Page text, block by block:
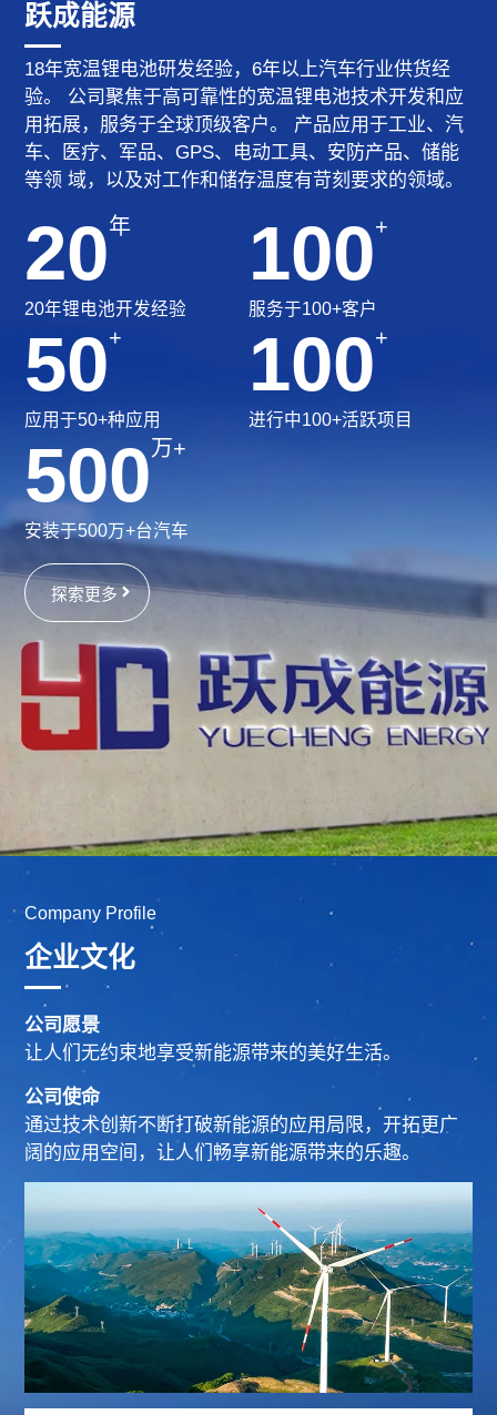
跃成能源
18年宽温锂电池研发经验，6年以上汽车行业供货经
验。 公司聚焦于高可靠性的宽温锂电池技术开发和应
用拓展，服务于全球顶级客户。 产品应用于工业、汽
车、医疗、军品、GPS、电动工具、安防产品、储能
等领 域，以及对工作和储存温度有苛刻要求的领域。
20年锂电池开发经验
20年
服务于100+客户
100+
应用于50+种应用
50+
进行中100+活跃项目
100+
安装于500万+台汽车
500万+
探索更多
Company Profile
企业文化
公司愿景
让人们无约束地享受新能源带来的美好生活。
公司使命
通过技术创新不断打破新能源的应用局限，开拓更广
阔的应用空间，让人们畅享新能源带来的乐趣。